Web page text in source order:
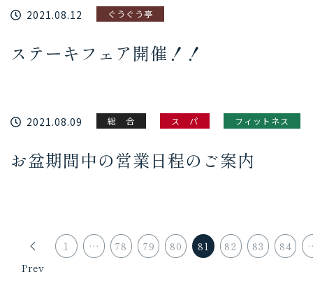
2021.08.12 ぐうぐう亭
ステーキフェア開催！！
2021.08.09 総 合 ス パ フィットネス
お盆期間中の営業日程のご案内
Prev
1 … 78 79 80 81 82 83 84